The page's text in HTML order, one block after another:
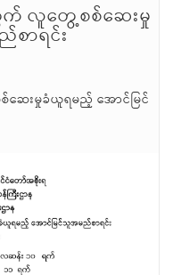
လူတွေ့စစ်ဆေးမှု
ာရင်း
းမှုခံယူရမည့် အောင်မြင်